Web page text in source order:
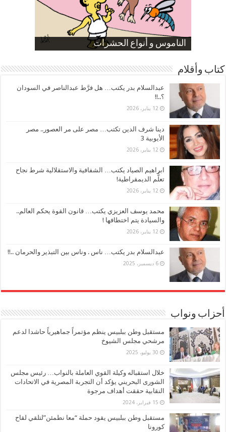
الناموس و أنواع الحشرات
الموظفين بعد ارتفاع الأسعار
ارتفاع نسبة الطلاق في مصر
صورة كاركاتيرية
صورة كاركاتيرية
كتاب وأقلام
عبدالسلام بدر يكتب… هل فرَّط عبدالناصر في السودان
؟..!!
12 يناير، 2026
دينا شرف الدين تكتب… مصر على مر العصور.. مصر
الأيوبية 3
12 يناير، 2026
ابراهيم الصياد يكتب… الشفافية والاستقلالية شرط نجاح
تعلُّم الديمقراطية!
12 يناير، 2026
محمد يوسف العزيزي يكتب… قانون القوة يحكم العالم..
والسيادة يتم اختطافها !
12 يناير، 2026
عبدالسلام بدر يكتب… ناس . وناس بين التبذير والحرمان ..!!
6 ديسمبر، 2025
أحزاب ونواب
مستقبل وطن ببلبيس ينظم مؤتمراً جماهيرياً حاشدا لدعم
مرشحي مجلس الشيوخ
30 يوليو، 2025
خلال استقباله وكيلة القوي العاملة بالنواب… رئيس مجلس
الشورى البحريني يؤكد أن التجربة المصرية في الاتحادات
النقابية حققت أهداف مرجوة
15 فبراير، 2024
مستقبل وطن ببلبيس يقود حملة “معا نطمئن”لتلقي لقاح
كورونا